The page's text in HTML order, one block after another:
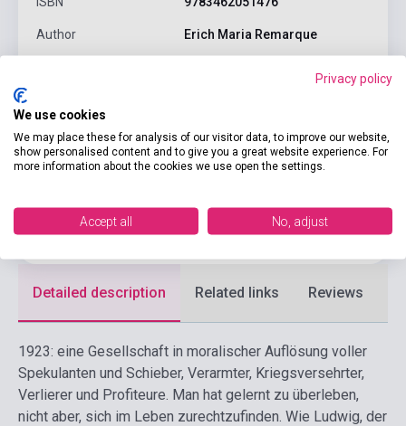
Author Erich Maria Remarque
Publisher KIWI TASCHENBUCH
Date of publication 2018
Language German
Detailed description Related links Reviews
1923: eine Gesellschaft in moralischer Auflösung voller
Spekulanten und Schieber, Verarmter, Kriegsversehrter,
Verlierer und Profiteure. Man hat gelernt zu überleben,
nicht aber, sich im Leben zurechtzufinden. Wie Ludwig, der
Privacy policy
We use cookies
We may place these for analysis of our visitor data, to improve our website,
show personalised content and to give you a great website experience. For
more information about the cookies we use open the settings.
Accept all No, adjust